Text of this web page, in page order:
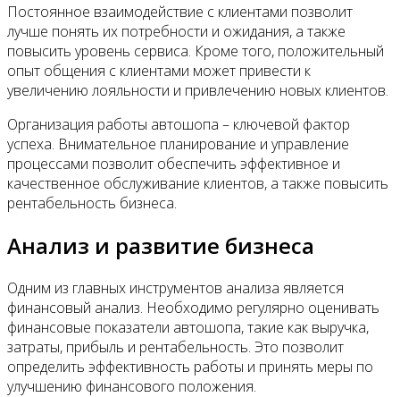
Постоянное взаимодействие с клиентами позволит
лучше понять их потребности и ожидания, а также
повысить уровень сервиса. Кроме того, положительный
опыт общения с клиентами может привести к
увеличению лояльности и привлечению новых клиентов.
Организация работы автошопа – ключевой фактор
успеха. Внимательное планирование и управление
процессами позволит обеспечить эффективное и
качественное обслуживание клиентов, а также повысить
рентабельность бизнеса.
Анализ и развитие бизнеса
Одним из главных инструментов анализа является
финансовый анализ. Необходимо регулярно оценивать
финансовые показатели автошопа, такие как выручка,
затраты, прибыль и рентабельность. Это позволит
определить эффективность работы и принять меры по
улучшению финансового положения.